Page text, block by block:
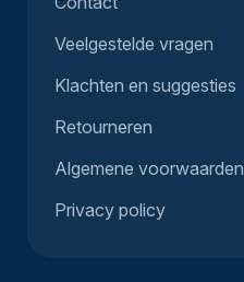
Veelgestelde vragen
Klachten en suggesties
Retourneren
Algemene voorwaarden
Privacy policy